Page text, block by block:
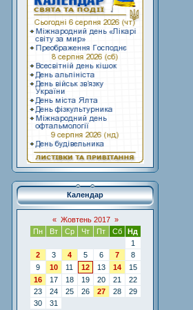
Календар
« Жовтень 2017 »
Пн
Вт Ср Чт Пт Сб
Нд
1
2
3 4 5 6 7
8
9
10 11 12 13 14
15
16
17 18 19 20 21
22
23
24 25 26 27 28
29
30
31